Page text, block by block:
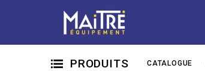
PRODUITS CATALOGUE